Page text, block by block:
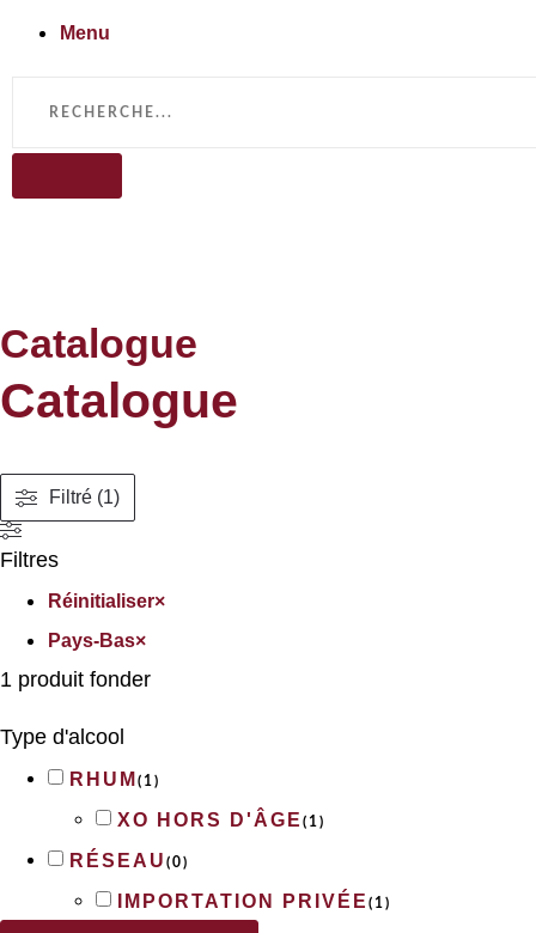
Menu
Catalogue
Catalogue
Filtré (1)
Filtres
Réinitialiser×
Pays-Bas×
1 produit fonder
Type d'alcool
RHUM ( 1 )
XO HORS D'ÂGE ( 1 )
RÉSEAU (0)
IMPORTATION PRIVÉE ( 1 )